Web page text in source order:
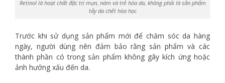
Retinol là hoạt chất đặc trị mụn, nám và trẻ hóa da, không phải là sản phẩm
tẩy da chết hóa học
Trước khi sử dụng sản phẩm mới để chăm sóc da hàng
ngày, người dùng nên đảm bảo rằng sản phẩm và các
thành phần có trong sản phẩm không gây kích ứng hoặc
ảnh hưởng xấu đến da.